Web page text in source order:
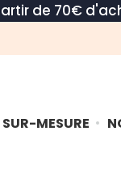
de 70€
MESURE